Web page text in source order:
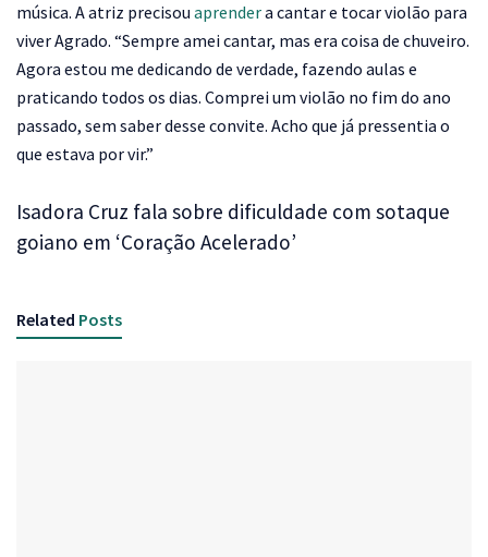
música. A atriz precisou aprendera cantar e tocar violão para
viver Agrado. “Sempre amei cantar, mas era coisa de chuveiro.
Agora estou me dedicando de verdade, fazendo aulas e
praticando todos os dias. Comprei um violão no fim do ano
passado, sem saber desse convite. Acho que já pressentia o
que estava por vir.”
Isadora Cruz fala sobre dificuldade com sotaque
goiano em ‘Coração Acelerado’
Related Posts